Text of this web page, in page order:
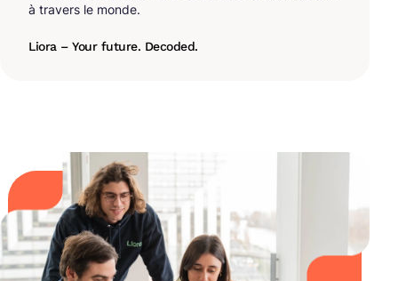
à travers le monde.
Liora – Your future. Decoded.